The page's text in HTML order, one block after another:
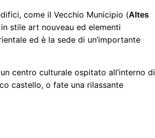
come il Vecchio Municipio (Altes
stile art nouveau ed elementi
ed è la sede di un’importante
centro culturale ospitato all’interno di
castello, o fate una rilassante